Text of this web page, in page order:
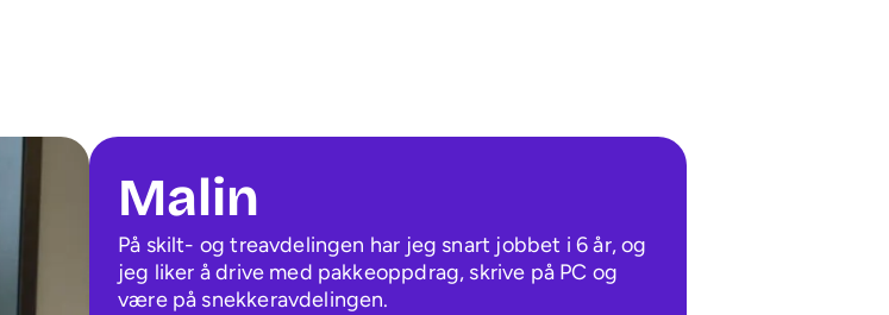
Malin
På skilt- og treavdelingen har jeg snart jobbet i 6 år, og
jeg liker å drive med pakkeoppdrag, skrive på PC og
være på snekkeravdelingen.